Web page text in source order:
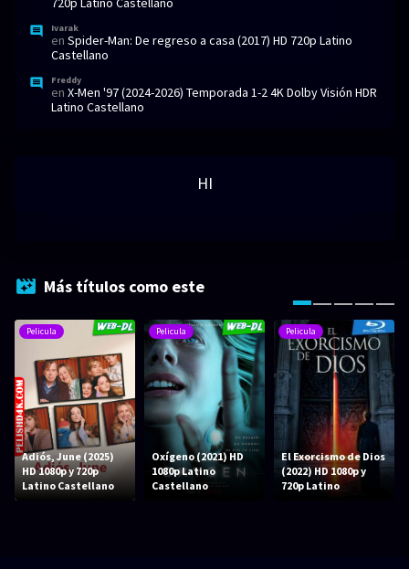
Ivarak
en Spider-Man: De regreso a casa (2017) HD 720p Latino
Castellano
Freddy
en X-Men '97 (2024-2026) Temporada 1-2 4K Dolby Visión HDR
Latino Castellano
HI
Más títulos como este
Pelicula
Adiós, June (2025)
HD 1080p y 720p
Latino Castellano
Pelicula
Oxígeno (2021) HD
1080p Latino
Castellano
Pelicula
El Exorcismo de Dios
(2022) HD 1080p y
720p Latino